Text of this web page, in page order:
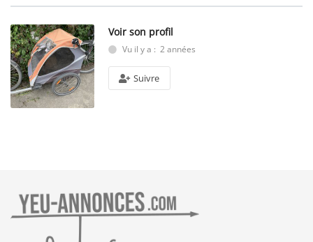
Voir son profil
Vu il y a : 2 années
Suivre